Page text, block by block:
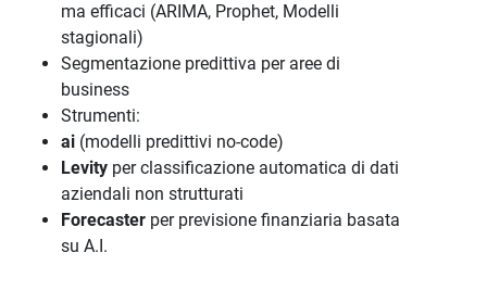
ma efficaci (ARIMA, Prophet, Modelli
stagionali)
Segmentazione predittiva per aree di
business
Strumenti:
ai (modelli predittivi no-code)
Levity per classificazione automatica di dati
aziendali non strutturati
Forecaster per previsione finanziaria basata
su A.I.